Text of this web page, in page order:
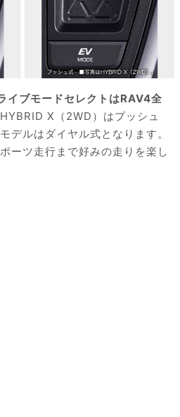
イブモードセレクトはRAV4全
X（2WD）はプッシュ
デルはダイヤル式となります。
ーツ走行まで好みの走りを楽し